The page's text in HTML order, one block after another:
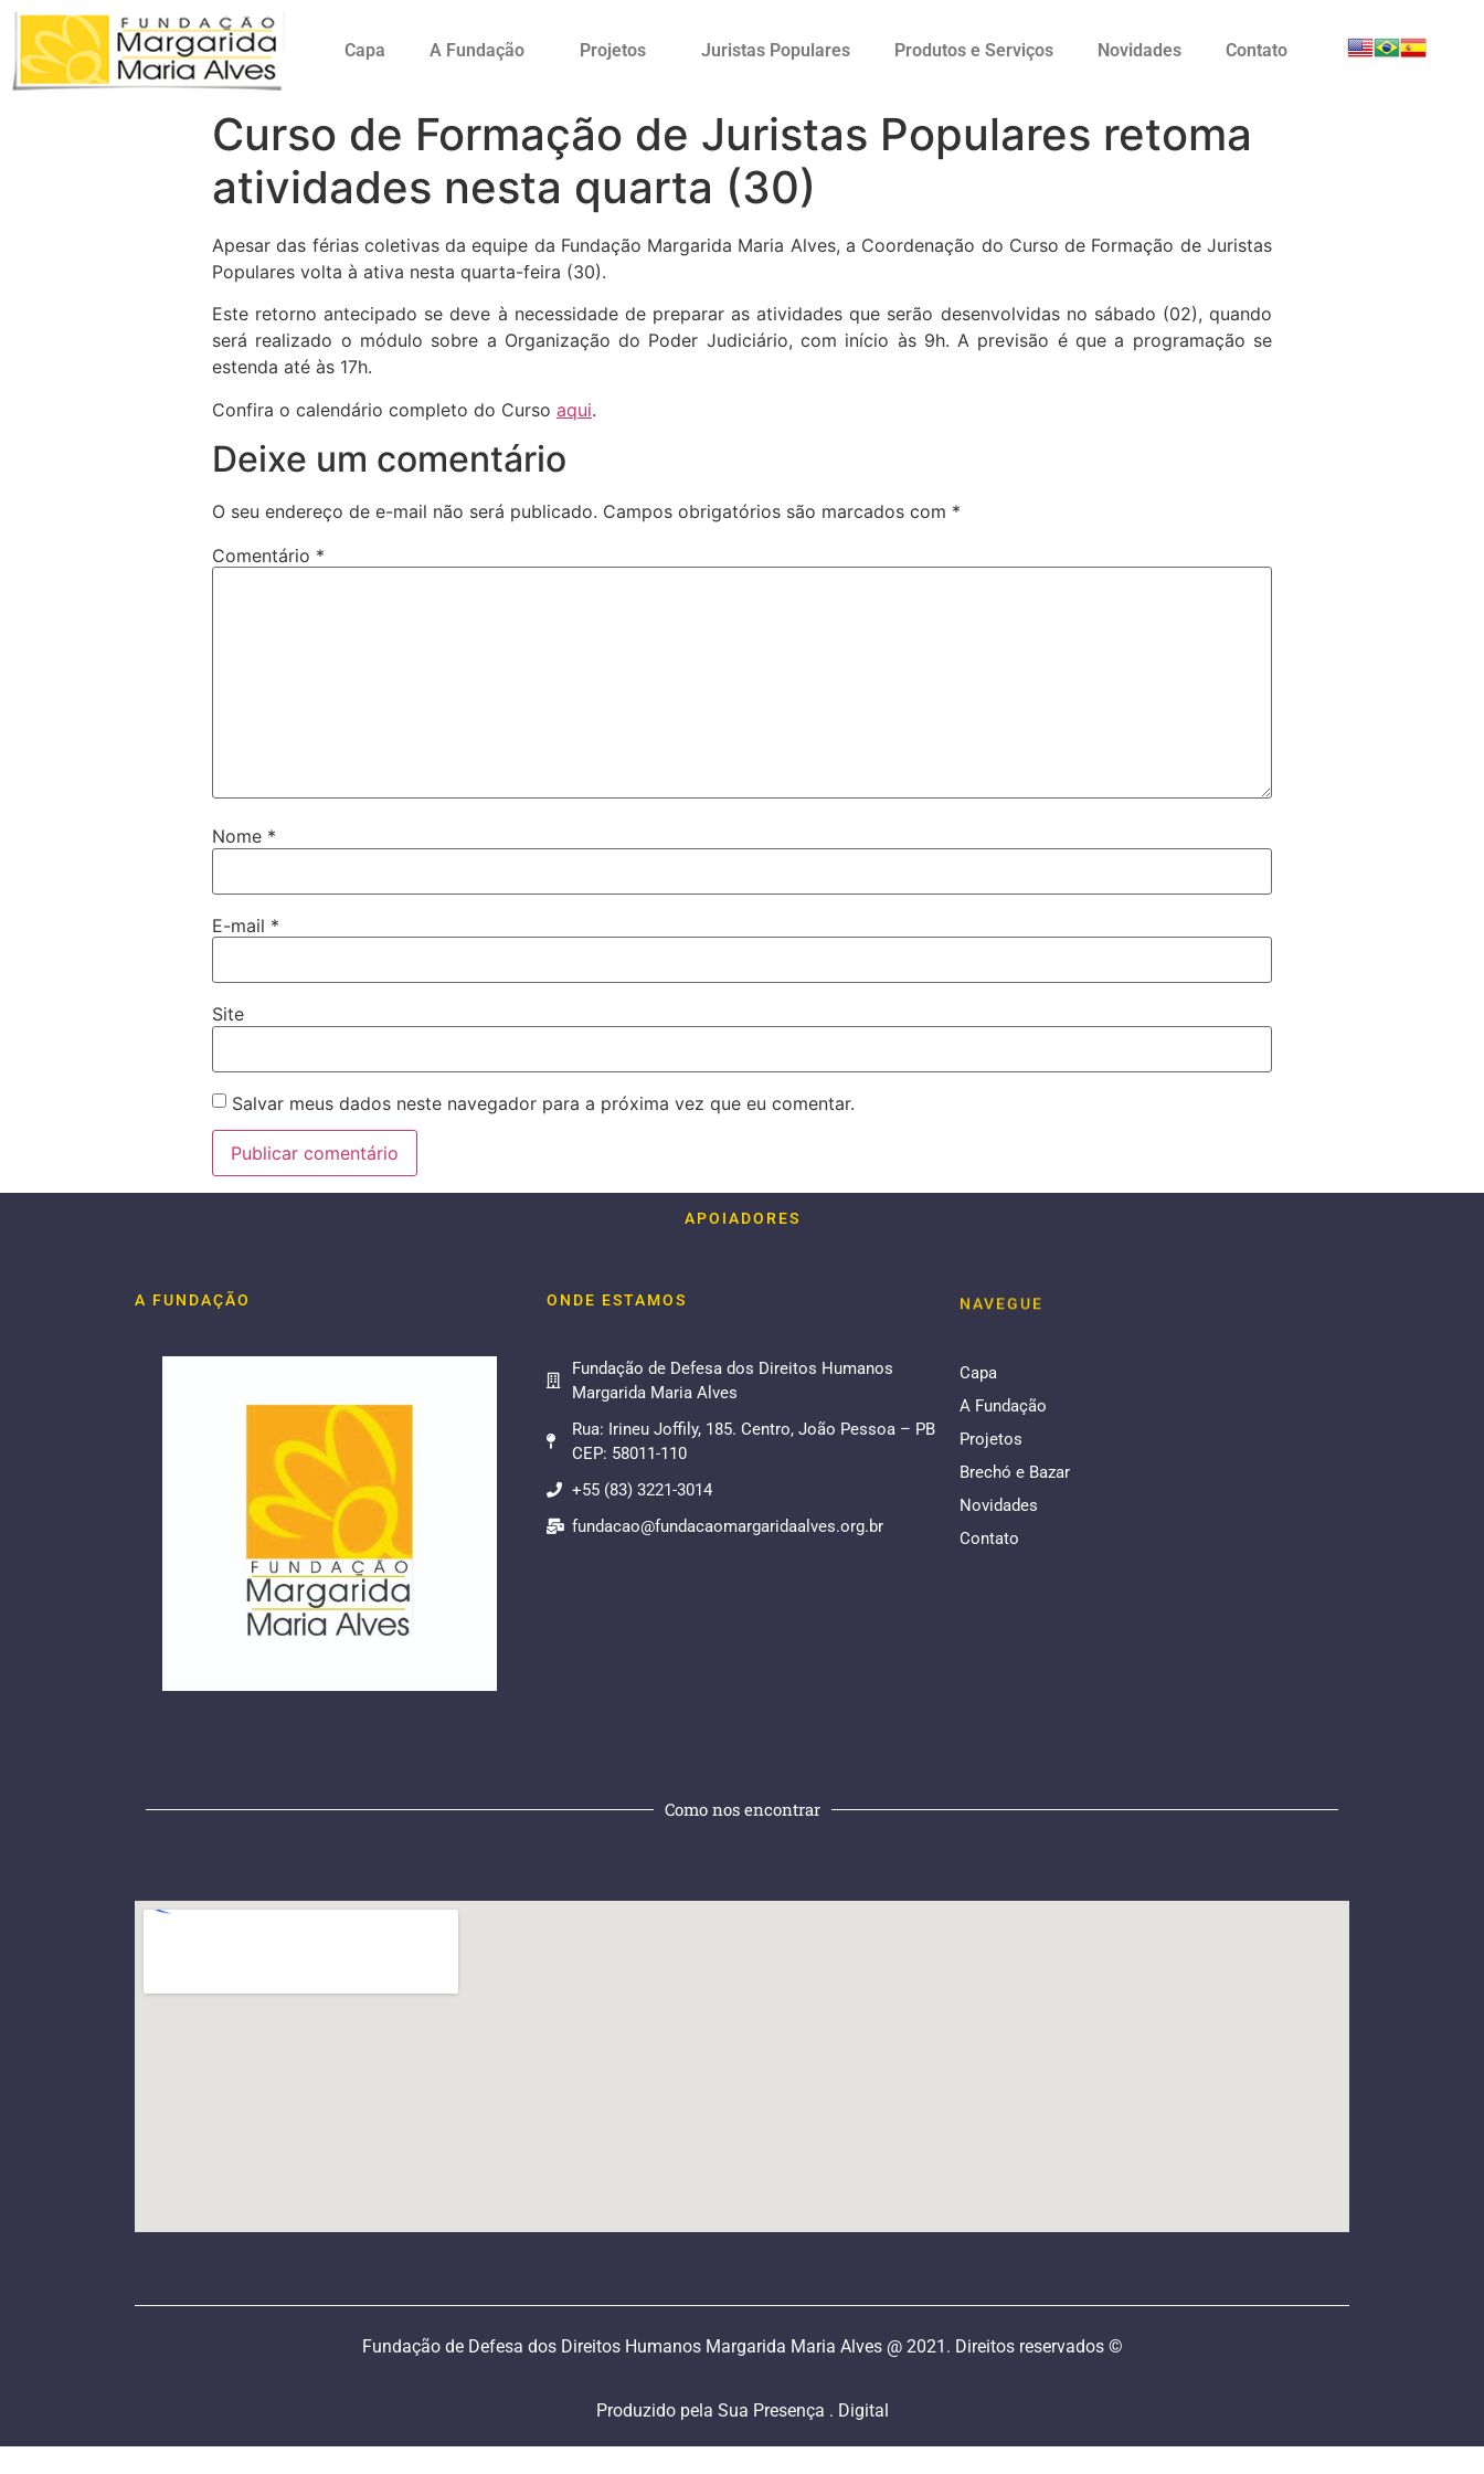
Capa A Fundação Projetos Juristas Populares Produtos e Serviços Novidades Contato
Curso de Formação de Juristas Populares retoma
atividades nesta quarta (30)
Apesar das férias coletivas da equipe da Fundação Margarida Maria Alves, a Coordenação do Curso de Formação de Juristas
Populares volta à ativa nesta quarta-feira (30).
Este retorno antecipado se deve à necessidade de preparar as atividades que serão desenvolvidas no sábado (02), quando
será realizado o módulo sobre a Organização do Poder Judiciário, com início às 9h. A previsão é que a programação se
estenda até às 17h.
Confira o calendário completo do Curso aqui.
Deixe um comentário
O seu endereço de e-mail não será publicado. Campos obrigatórios são marcados com *
Comentário *
Nome *
E-mail *
Site
Salvar meus dados neste navegador para a próxima vez que eu comentar.
APOIADORES
A FUNDAÇÃO ONDE ESTAMOS
Fundação de Defesa dos Direitos Humanos
Margarida Maria Alves
Rua: Irineu Joffily, 185. Centro, João Pessoa – PB
CEP: 58011-110
+55 (83) 3221-3014
fundacao@fundacaomargaridaalves.org.br
NAVEGUE
Capa
A Fundação
Projetos
Brechó e Bazar
Novidades
Contato
Como nos encontrar
Fundação de Defesa dos Direitos Humanos Margarida Maria Alves @ 2021. Direitos reservados ©
Produzido pela Sua Presença . Digital